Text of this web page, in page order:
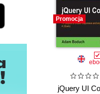
Promocja
jQuery UI